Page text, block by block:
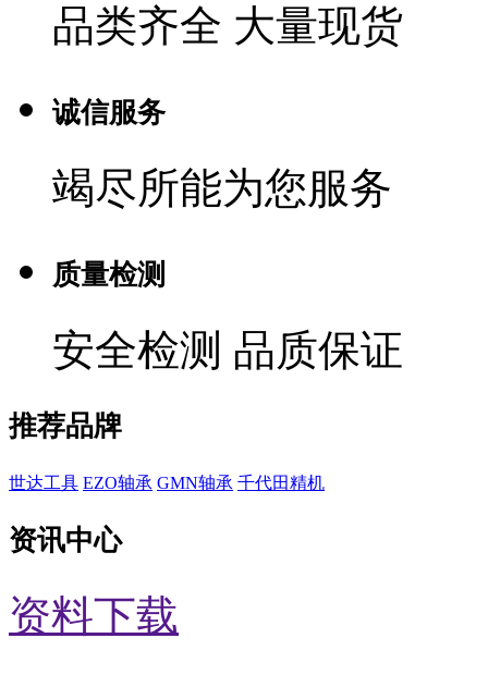
品类齐全 大量现货
诚信服务
竭尽所能为您服务
质量检测
安全检测 品质保证
推荐品牌
世达工具 EZO轴承 GMN轴承 千代田精机
资讯中心
资料下载